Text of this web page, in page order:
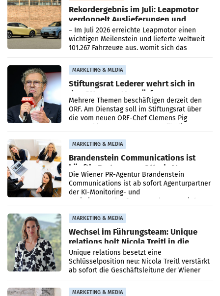
Rekordergebnis im Juli: Leapmotor
verdoppelt Auslieferungen und
überschreitet die 100.000er-Marke
– Im Juli 2026 erreichte Leapmotor einen
wichtigen Meilenstein und lieferte weltweit
101.267 Fahrzeuge aus, womit sich das
Ergebnis gegenüber Juli 2025 mehr als
verdoppelte (+102
MARKETING & MEDIA
Stiftungsrat Lederer wehrt sich in
den SN gegen Vorwürfe
Mehrere Themen beschäftigen derzeit den
ORF. Am Dienstag soll im Stiftungsrat über
die vom neuen ORF-Chef Clemens Pig
vorgeschlagenen Besetzungen für die
MARKETING & MEDIA
Brandenstein Communications ist
künftig Partner von OtterlyAI
Die Wiener PR-Agentur Brandenstein
Communications ist ab sofort Agenturpartner
der KI-Monitoring- und
Optimierungsplattform OtterlyAI. Damit baut
MARKETING & MEDIA
Wechsel im Führungsteam: Unique
relations holt Nicola Treitl in die
Geschäftsleitung
Unique relations besetzt eine
Schlüsselposition neu: Nicola Treitl verstärkt
ab sofort die Geschäftsleitung der Wiener
PR-Agentur an der Seite von Josef Kalina und
Anna Kalina-Mahr.
MARKETING & MEDIA